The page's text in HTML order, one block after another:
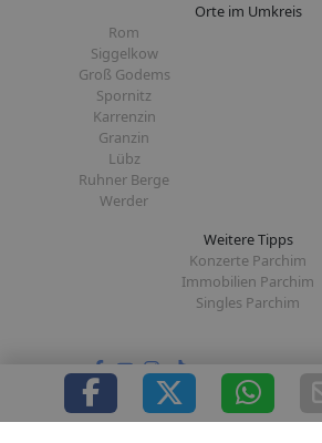
Orte im Umkreis
Rom
Siggelkow
Groß Godems
Spornitz
Karrenzin
Granzin
Lübz
Ruhner Berge
Werder
Weitere Tipps
Konzerte Parchim
Immobilien Parchim
Singles Parchim